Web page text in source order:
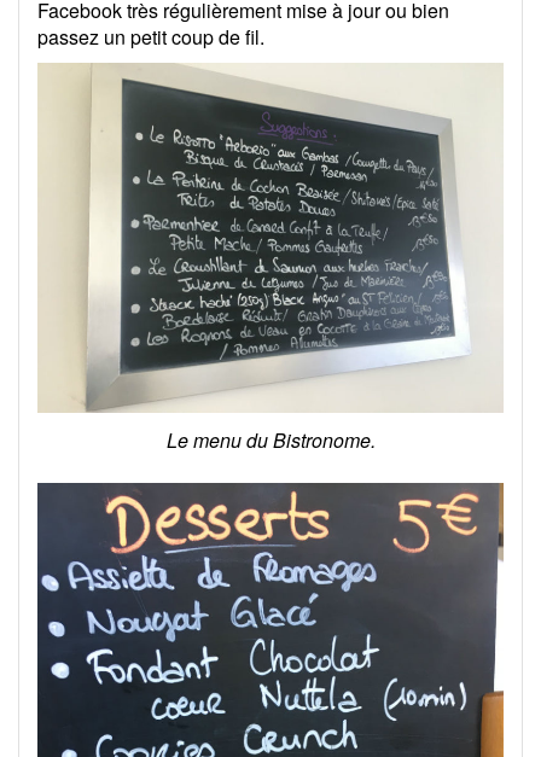
Facebook très régulièrement mise à jour ou bien
passez un petit coup de fil.
Le menu du Bistronome.